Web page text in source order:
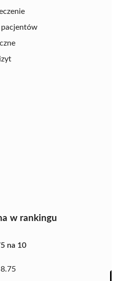
w rankingu
na 10
8.75